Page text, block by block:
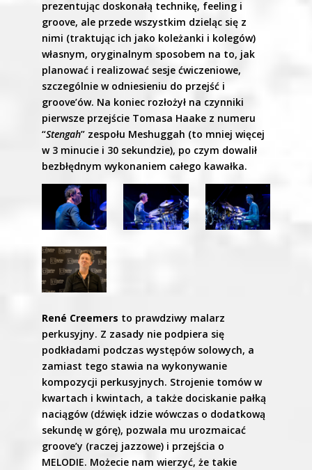
prezentując doskonałą technikę, feeling i
groove, ale przede wszystkim dzieląc się z
nimi (traktując ich jako koleżanki i kolegów)
własnym, oryginalnym sposobem na to, jak
planować i realizować sesje ćwiczeniowe,
szczególnie w odniesieniu do przejść i
groove’ów. Na koniec rozłożył na czynniki
pierwsze przejście Tomasa Haake z numeru
“Stengah” zespołu Meshuggah (to mniej więcej
w 3 minucie i 30 sekundzie), po czym dowalił
bezbłędnym wykonaniem całego kawałka.
René Creemers to prawdziwy malarz
perkusyjny. Z zasady nie podpiera się
podkładami podczas występów solowych, a
zamiast tego stawia na wykonywanie
kompozycji perkusyjnych. Strojenie tomów w
kwartach i kwintach, a także dociskanie pałką
naciągów (dźwięk idzie wówczas o dodatkową
sekundę w górę), pozwala mu urozmaicać
groove’y (raczej jazzowe) i przejścia o
MELODIE. Możecie nam wierzyć, że takie